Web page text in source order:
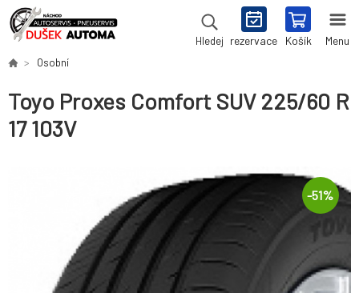
Hledej rezervace Košík Menu
Osobní
Toyo Proxes Comfort SUV 225/60 R
17 103V
-51%